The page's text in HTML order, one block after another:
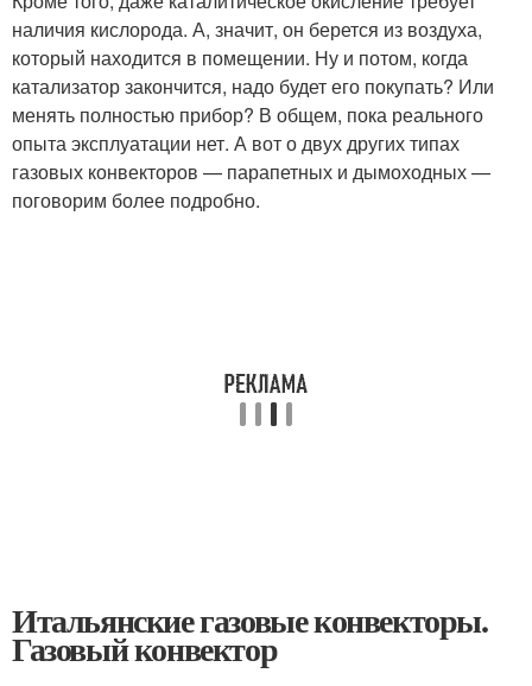
наличия кислорода. А, значит, он берется из воздуха,
который находится в помещении. Ну и потом, когда
катализатор закончится, надо будет его покупать? Или
менять полностью прибор? В общем, пока реального
опыта эксплуатации нет. А вот о двух других типах
газовых конвекторов — парапетных и дымоходных —
поговорим более подробно.
Итальянские газовые конвекторы.
Газовый конвектор